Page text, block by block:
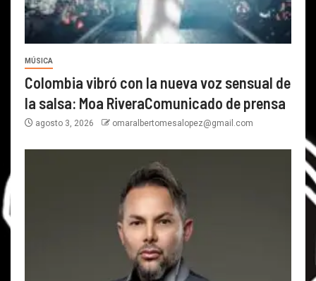
MÚSICA
Colombia vibró con la nueva voz sensual de
la salsa: Moa RiveraComunicado de prensa
agosto 3, 2026 omaralbertomesalopez@gmail.com